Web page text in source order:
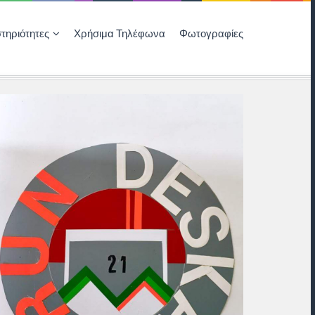
Χρήσιμα Τηλέφωνα Φωτογραφίες